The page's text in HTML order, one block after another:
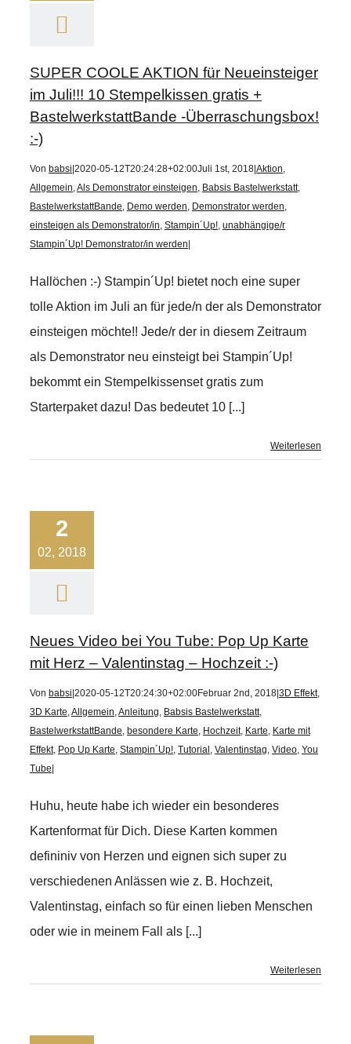
SUPER COOLE AKTION für Neueinsteiger
im Juli!!! 10 Stempelkissen gratis +
BastelwerkstattBande -Überraschungsbox!
:-)
Von babsi 2020-05-12T20:24:28+02:00Juli 1st, 2018 Aktion,
Allgemein,Als Demonstrator einsteigen, Babsis Bastelwerkstatt,
BastelwerkstattBande, Demo werden, Demonstrator werden,
einsteigen als Demonstrator/in, Stampin´Up!, unabhängige/r
Stampin´Up! Demonstrator/in werden
Hallöchen :-) Stampin´Up! bietet noch eine super
tolle Aktion im Juli an für jede/n der als Demonstrator
einsteigen möchte!! Jede/r der in diesem Zeitraum
als Demonstrator neu einsteigt bei Stampin´Up!
bekommt ein Stempelkissenset gratis zum
Starterpaket dazu! Das bedeutet 10 [...]
Weiterlesen
2
02, 2018
Neues Video bei You Tube: Pop Up Karte
mit Herz – Valentinstag – Hochzeit :-)
Von babsi 2020-05-12T20:24:30+02:00Februar 2nd, 2018 3D Effekt,
3D Karte,Allgemein,Anleitung, Babsis Bastelwerkstatt,
BastelwerkstattBande, besondere Karte, Hochzeit, Karte, Karte mit
Effekt, Pop Up Karte, Stampin´Up!, Tutorial , Valentinstag, Video, You
Tube
Huhu, heute habe ich wieder ein besonderes
Kartenformat für Dich. Diese Karten kommen
defininiv von Herzen und eignen sich super zu
verschiedenen Anlässen wie z. B. Hochzeit,
Valentinstag, einfach so für einen lieben Menschen
oder wie in meinem Fall als [...]
Weiterlesen